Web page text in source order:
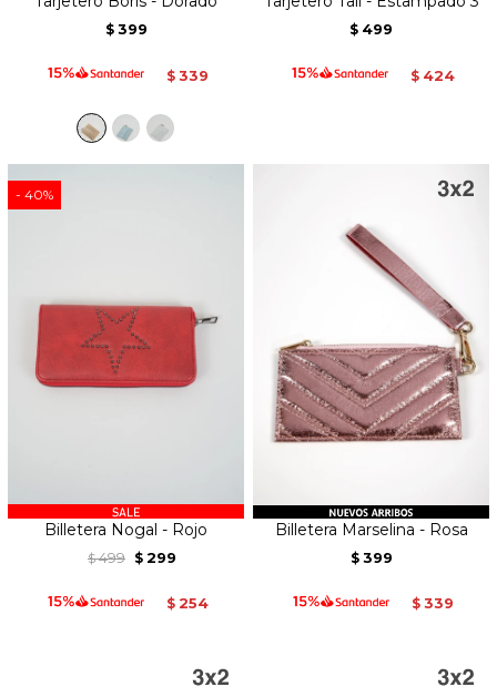
$ 399
$ 339
$ 499
$ 424
40
Billetera Nogal - Rojo
$ 499 $ 299
$ 254
Billetera Marselina - Rosa
$ 399
$ 339